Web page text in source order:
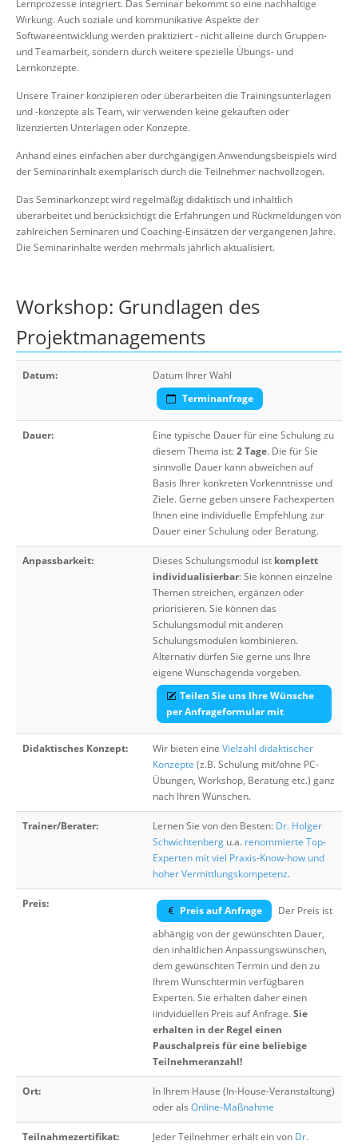
Lernprozesse integriert. Das Seminar bekommt so eine nachhaltige
Wirkung. Auch soziale und kommunikative Aspekte der
Softwareentwicklung werden praktiziert - nicht alleine durch Gruppen-
und Teamarbeit, sondern durch weitere spezielle Übungs- und
Lernkonzepte.
Unsere Trainer konzipieren oder überarbeiten die Trainingsunterlagen
und -konzepte als Team, wir verwenden keine gekauften oder
lizenzierten Unterlagen oder Konzepte.
Anhand eines einfachen aber durchgängigen Anwendungsbeispiels wird
der Seminarinhalt exemplarisch durch die Teilnehmer nachvollzogen.
Das Seminarkonzept wird regelmäßig didaktisch und inhaltlich
überarbeitet und berücksichtigt die Erfahrungen und Rückmeldungen von
zahlreichen Seminaren und Coaching-Einsätzen der vergangenen Jahre.
Die Seminarinhalte werden mehrmals jährlich aktualisiert.
Workshop: Grundlagen des
Projektmanagements
Datum:
Datum Ihrer Wahl
Terminanfrage
Dauer:
Eine typische Dauer für eine Schulung zu
diesem Thema ist:2 Tage. Die für Sie
sinnvolle Dauer kann abweichen auf
Basis Ihrer konkreten Vorkenntnisse und
Ziele. Gerne geben unsere Fachexperten
Ihnen eine individuelle Empfehlung zur
Dauer einer Schulung oder Beratung.
Anpassbarkeit: Dieses Schulungsmodul ist komplett
individualisierbar: Sie können einzelne
Themen streichen, ergänzen oder
priorisieren. Sie können das
Schulungsmodul mit anderen
Schulungsmodulen kombinieren.
Alternativ dürfen Sie gerne uns Ihre
eigene Wunschagenda vorgeben.
Teilen Sie uns Ihre Wünsche
per Anfrageformular mit
Didaktisches Konzept: Wir bieten eine Vielzahl didaktischer
Konzepte (z.B. Schulung mit/ohne PC-
Übungen, Workshop, Beratung etc.) ganz
nach Ihren Wünschen.
Trainer/Berater: Lernen Sie von den Besten: Dr. Holger
Schwichtenberg u.a. renommierte Top-
Experten mit viel Praxis-Know-how und
hoher Vermittlungskompetenz.
Preis:
Preis auf Anfrage
Der Preis ist
abhängig von der gewünschten Dauer,
den inhaltlichen Anpassungswünschen,
dem gewünschten Termin und den zu
Ihrem Wunschtermin verfügbaren
Experten. Sie erhalten daher einen
iindviduellen Preis auf Anfrage.Sie
erhalten in der Regel einen
Pauschalpreis für eine beliebige
Teilnehmeranzahl!
Ort:
In Ihrem Hause (In-House-Veranstaltung)
oder als Online-Maßnahme
Teilnahmezertifikat: Jeder Teilnehmer erhält ein von Dr.